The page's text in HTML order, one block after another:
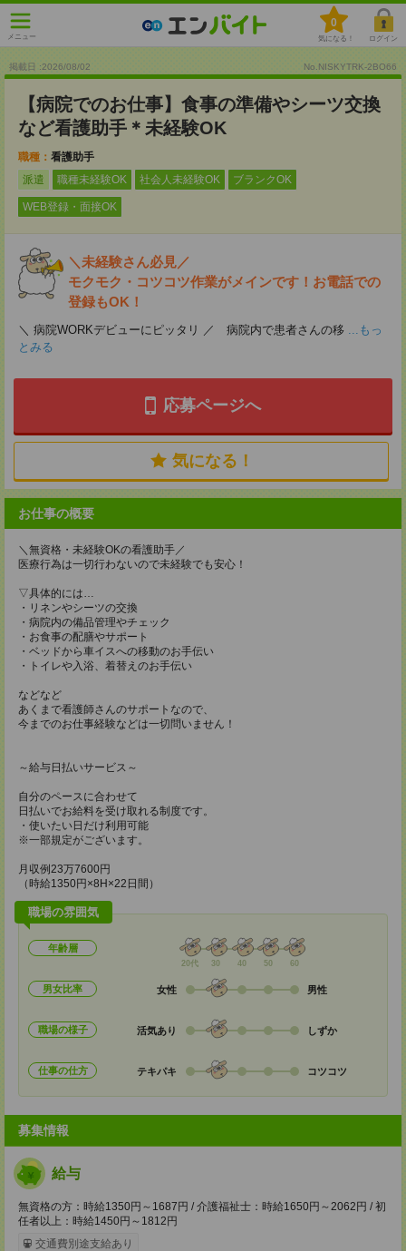
メニュー
0
気になる！ ログイン
掲載日 :2026/08/02 No.NISKYTRK-2BO66
【病院でのお仕事】食事の準備やシーツ交換
など看護助手＊未経験OK
職種： 看護助手
派遣
職種未経験OK 社会人未経験OK ブランクOK
WEB登録・面接OK
＼未経験さん必見／
モクモク・コツコツ作業がメインです！お電話での
登録もOK！
＼ 病院WORKデビューにピッタリ ／ 病院内で患者さんの移 ...もっ
とみる
応募ページへ
気になる！
お仕事の概要
＼無資格・未経験OKの看護助手／
医療行為は一切行わないので未経験でも安心！
▽具体的には…
・リネンやシーツの交換
・病院内の備品管理やチェック
・お食事の配膳やサポート
・ベッドから車イスへの移動のお手伝い
・トイレや入浴、着替えのお手伝い
などなど
あくまで看護師さんのサポートなので、
今までのお仕事経験などは一切問いません！
～給与日払いサービス～
自分のペースに合わせて
日払いでお給料を受け取れる制度です。
・使いたい日だけ利用可能
※一部規定がございます。
月収例23万7600円
（時給1350円×8H×22日間）
職場の雰囲気
年齢層
20代 30 40 50 60
男女比率 女性 男性
職場の様子 活気あり しずか
仕事の仕方 テキパキ コツコツ
募集情報
給与
無資格の方：時給1350円～1687円 / 介護福祉士：時給1650円～2062円 / 初
任者以上：時給1450円～1812円
交通費別途支給あり